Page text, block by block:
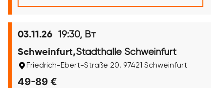
03.11.26 19:30, Вт
Schweinfurt,Stadthalle Schweinfurt
Friedrich-Ebert-Straße 20, 97421 Schweinfurt
49-89 €